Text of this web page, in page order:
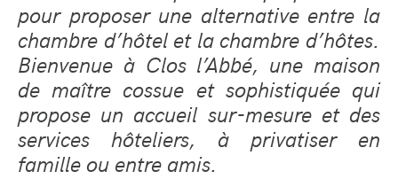
pour proposer une alternative entre la
chambre d’hôtel et la chambre d’hôtes.
Bienvenue à Clos l’Abbé, une maison
de maître cossue et sophistiquée qui
propose un accueil sur-mesure et des
services hôteliers, à privatiser en
famille ou entre amis.